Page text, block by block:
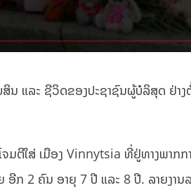
ແລະ ຊີວິດຂອງປະຊາຊົນຜູ້ບໍລິສຸດ ຢ່າ
ຕີໃສ່ ເມືອງ Vinnytsia ທີ່ຢູ່ທາງພາ
ກ 2 ຄົນ ອາຍຸ 7 ປີ ແລະ 8 ປີ. ລາຍງາ